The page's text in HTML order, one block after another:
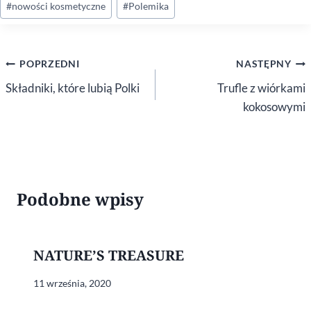
#nowości kosmetyczne #Polemika
Nawigacja
wpisu
POPRZEDNI
Składniki, które lubią Polki
NASTĘPNY
Trufle z wiórkami
kokosowymi
Podobne wpisy
NATURE’S TREASURE
11 września, 2020